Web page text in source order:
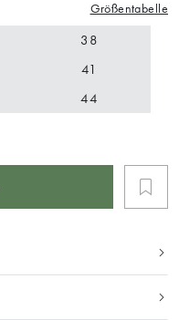
Größentabelle
38
41
44